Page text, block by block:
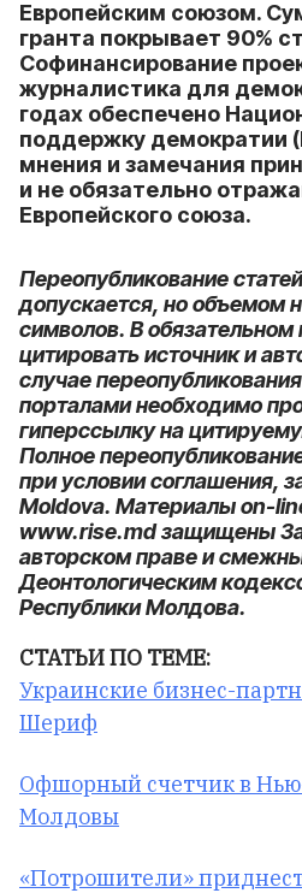
Европейским союзом.
гранта покрывает 90%
Софинансирование
журналистика для
годах обеспечено
поддержку демократии
мнения и замечания
и не обязательно
Европейского союза.
Переопубликование
допускается, но объемом
символов. В
цитировать источник и
случае
порталами необходимо
гиперссылку на
Полное
при условии соглашения,
Moldova. Материалы on-
www.rise.md защищены
авторском праве и
Деонтологическим
Республики Молдова.
CТАТЬИ ПО ТЕМЕ:
Украинские бизнес-
Шериф
Офшорный счетчик в
Молдовы
«Потрошители»